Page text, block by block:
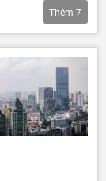
Thêm 7